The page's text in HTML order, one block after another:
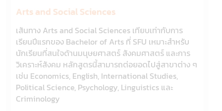
Arts and Social Sciences
เส้นทาง Arts and Social Sciences เทียบเท่ากับการ
เรียนปีแรกของ Bachelor of Arts ที่ SFU เหมาะสำหรับ
นักเรียนที่สนใจด้านมนุษยศาสตร์ สังคมศาสตร์ และการ
วิเคราะห์สังคม หลักสูตรนี้สามารถต่อยอดไปสู่สาขาต่าง ๆ
เช่น Economics, English, International Studies,
Political Science, Psychology, Linguistics และ
Criminology